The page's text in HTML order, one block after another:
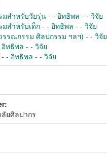
สำหรับวัยรุ่น - - อิทธิพล - - วิจัย
สำหรับเด็ก - - อิทธิพล - - วิจัย
รณกรรม ศิลปกรรม ฯลฯ) - - วิจัย
ทธิพล - - วิจัย
- อิทธิพล - - วิจัย
ยศิลปากร